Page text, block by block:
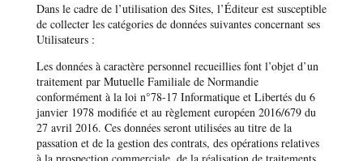
Dans le cadre de l’utilisation des Sites, l’Éditeur est susceptible
de collecter les catégories de données suivantes concernant ses
Utilisateurs :
Les données à caractère personnel recueillies font l’objet d’un
traitement par Mutuelle Familiale de Normandie
conformément à la loi n°78-17 Informatique et Libertés du 6
janvier 1978 modifiée et au règlement européen 2016/679 du
27 avril 2016. Ces données seront utilisées au titre de la
passation et de la gestion des contrats, des opérations relatives